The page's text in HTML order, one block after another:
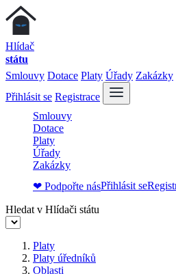
Hlídač
státu
Smlouvy Dotace Platy Úřady Zakázky
Přihlásit se Registrace
Smlouvy
Dotace
Platy
Úřady
Zakázky
❤ Podpořte násPřihlásit se
Hledat v Hlídači státu
Platy
Platy úředníků
Oblasti